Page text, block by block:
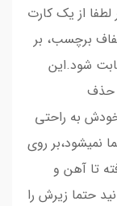
لطفا از یک کارت
برچسب، بر
شود.این
حذف
به راحتی
نمیشود،بر روی
تا آهن و
حتما زیرش را